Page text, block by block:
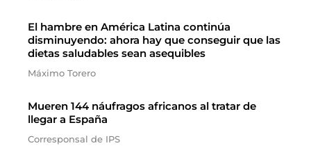
El hambre en América Latina continúa
disminuyendo: ahora hay que conseguir que las
dietas saludables sean asequibles
Máximo Torero
Mueren 144 náufragos africanos al tratar de
llegar a España
Corresponsal de IPS